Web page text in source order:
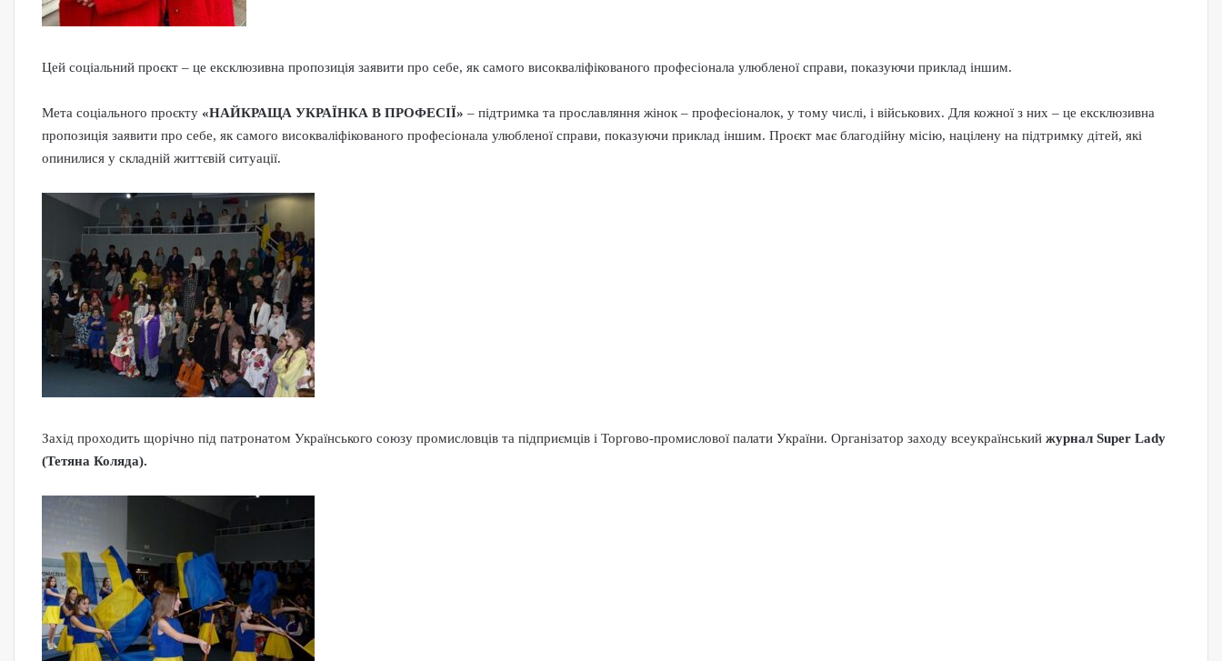
Цей соціальний проєкт – це ексклюзивна пропозиція заявити про себе, як самого високваліфікованого професіонала улюбленої справи, показуючи приклад іншим.
Мета соціального проєкту «НАЙКРАЩА УКРАЇНКА В ПРОФЕСІЇ» – підтримка та прославляння жінок – професіоналок, у тому числі, і військових. Для кожної з них – це ексклюзивна
пропозиція заявити про себе, як самого високваліфікованого професіонала улюбленої справи, показуючи приклад іншим. Проєкт має благодійну місію, націлену на підтримку дітей, які
опинилися у складній життєвій ситуації.
Захід проходить щорічно під патронатом Українського союзу промисловців та підприємців і Торгово-промислової палати України. Організатор заходу всеукраїнський журнал Super Lady
(Тетяна Коляда).